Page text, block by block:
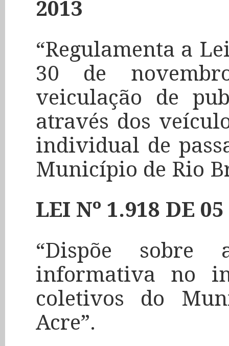
2013
“Regulamenta a
30 de
veiculação de
através dos
individual de
Município de Rio
LEI Nº 1.918 DE
“Dispõe
informativa no
coletivos do
Acre”.